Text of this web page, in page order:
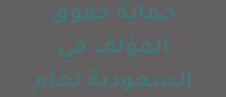
حماية حقوق
المؤلف في
السعودية لعام